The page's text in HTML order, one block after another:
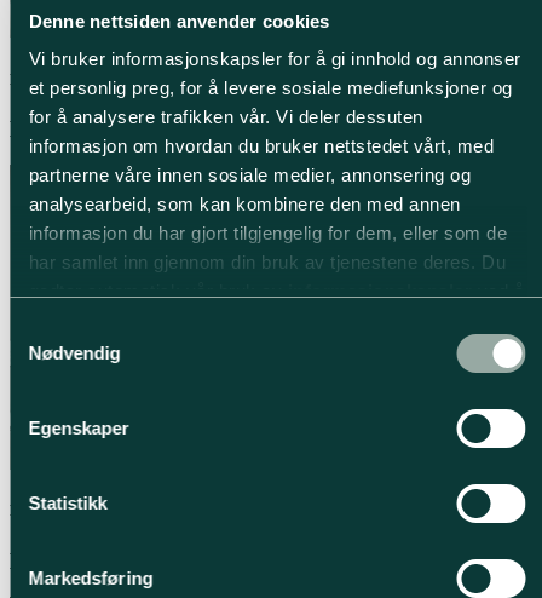
Denne nettsiden anvender cookies
Vi bruker informasjonskapsler for å gi innhold og annonser
et personlig preg, for å levere sosiale mediefunksjoner og
for å analysere trafikken vår. Vi deler dessuten
informasjon om hvordan du bruker nettstedet vårt, med
partnerne våre innen sosiale medier, annonsering og
analysearbeid, som kan kombinere den med annen
informasjon du har gjort tilgjengelig for dem, eller som de
har samlet inn gjennom din bruk av tjenestene deres. Du
Nødvendig
Egenskaper
Statistikk
Markedsføring
Kjøkken
Kjøkkengalleri
Bad
Badgalleri